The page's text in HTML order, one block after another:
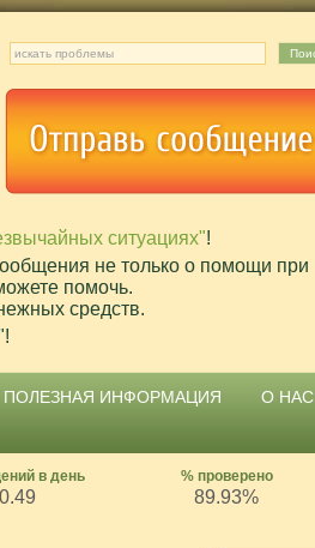
ситуациях"!
не только о помощи при
помочь.
средств.
ПОЛЕЗНАЯ ИНФОРМАЦИЯ
О НАС
в день % проверено
0.49 89.93%